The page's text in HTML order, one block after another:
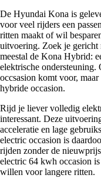
De Hyundai Kona is
voor veel rijders een
ritten maakt of wil
uitvoering. Zoek je gericht
meestal de Kona Hybrid:
elektrische
occsasion komt voor,
hybride occasion.
Rijd je liever volledig
interessant. Deze
acceleratie en lage
electric occasion is
rijden zonder de
electric 64 kwh occasion
willen voor langere ritten.